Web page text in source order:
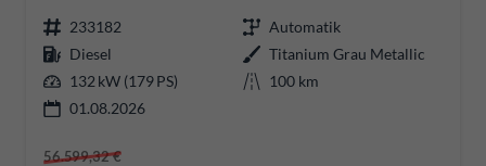
233182
Automatik
Diesel
Titanium Grau Metallic
132 kW (179 PS)
100 km
01.08.2026
56.599,32 €